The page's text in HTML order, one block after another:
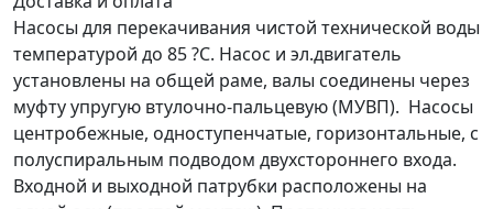
Насосы для перекачивания чистой технической воды
температурой до 85?C. Насос и эл.двигатель
установлены на общей раме, валы соединены через
муфту упругую втулочно-пальцевую (МУВП). Насосы
центробежные, одноступенчатые, горизонтальные, с
полуспиральным подводом двухстороннего входа.
Входной и выходной патрубки расположены на